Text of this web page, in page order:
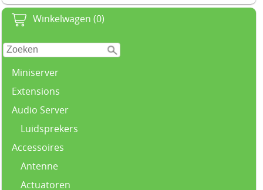
Winkelwagen (0)
Miniserver
Extensions
Audio Server
Luidsprekers
Accessoires
Antenne
Actuatoren